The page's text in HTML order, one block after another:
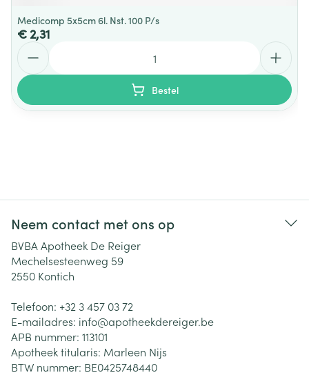
Medicomp 5x5cm 6l. Nst. 100 P/s
€ 2,31
Bestel
Neem contact met ons op
BVBA Apotheek De Reiger
Mechelsesteenweg 59
2550 Kontich
Telefoon: +32 3 457 03 72
E-mailadres: info@apotheekdereiger.be
APB nummer: 113101
Apotheek titularis: Marleen Nijs
BTW nummer: BE0425748440